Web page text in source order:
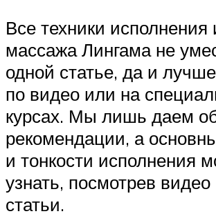
Все техники исполнения
массажа Лингама не
одной статье, да и
по видео или на
курсах. Мы лишь даем
рекомендации, а
и тонкости исполнения
узнать, посмотрев видео
статьи.